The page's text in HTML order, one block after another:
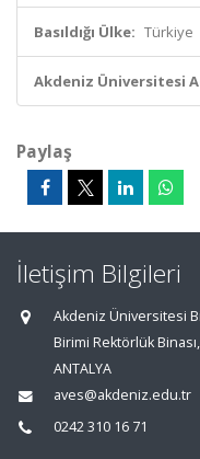
Basıldığı Ülke: Türkiye
Akdeniz Üniversitesi
Paylaş
İletişim Bilgileri
Akdeniz Üniversitesi
Birimi Rektörlük
ANTALYA
aves@akdeniz.edu.tr
0242 310 16 71